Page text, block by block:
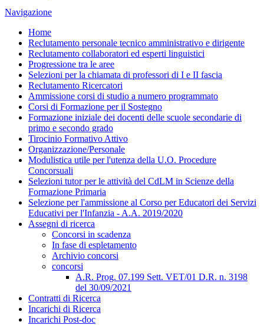
Navigazione
Home
Reclutamento personale tecnico amministrativo e dirigente
Reclutamento collaboratori ed esperti linguistici
Progressione tra le aree
Selezioni per la chiamata di professori di I e II fascia
Reclutamento Ricercatori
Ammissione corsi di studio a numero programmato
Corsi di Formazione per il Sostegno
Formazione iniziale dei docenti delle scuole secondarie di
primo e secondo grado
Tirocinio Formativo Attivo
Organizzazione/Personale
Modulistica utile per l'utenza della U.O. Procedure
Concorsuali
Selezioni tutor per le attività del CdLM in Scienze della
Formazione Primaria
Selezione per l'ammissione al Corso per Educatori dei Servizi
Educativi per l'Infanzia - A.A. 2019/2020
Assegni di ricerca
Concorsi in scadenza
In fase di espletamento
Archivio concorsi
concorsi
A.R. Prog. 07.199 Sett. VET/01 D.R. n. 3198
del 30/09/2021
Contratti di Ricerca
Incarichi di Ricerca
Incarichi Post-doc